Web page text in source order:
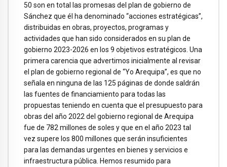
50 son en total las promesas del plan de gobierno de
Sánchez que él ha denominado “acciones estratégicas”,
distribuidas en obras, proyectos, programas y
actividades que han sido considerados en su plan de
gobierno 2023-2026 en los 9 objetivos estratégicos. Una
primera carencia que advertimos inicialmente al revisar
el plan de gobierno regional de “Yo Arequipa”, es que no
señala en ninguna de las 125 páginas de donde saldrán
las fuentes de financiamiento para todas las
propuestas teniendo en cuenta que el presupuesto para
obras del año 2022 del gobierno regional de Arequipa
fue de 782 millones de soles y que en el año 2023 tal
vez supere los 800 millones que serán insuficientes
para las demandas urgentes en bienes y servicios e
infraestructura pública. Hemos resumido para